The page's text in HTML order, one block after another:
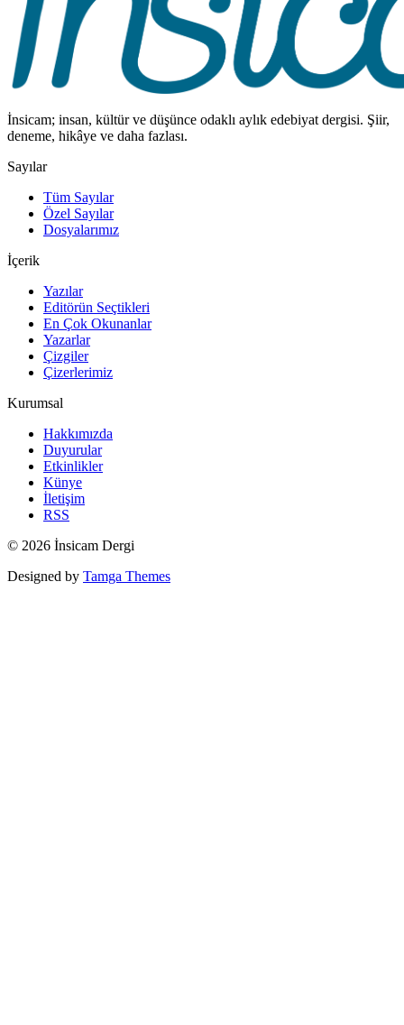
İnsicam; insan, kültür ve düşünce odaklı aylık edebiyat dergisi. Şiir,
deneme, hikâye ve daha fazlası.
Sayılar
Tüm Sayılar
Özel Sayılar
Dosyalarımız
İçerik
Yazılar
Editörün Seçtikleri
En Çok Okunanlar
Yazarlar
Çizgiler
Çizerlerimiz
Kurumsal
Hakkımızda
Duyurular
Etkinlikler
Künye
İletişim
RSS
© 2026 İnsicam Dergi
Designed by Tamga Themes